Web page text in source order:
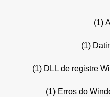
(1)
(1)
DLL de registre
(1)
Erros do
(1)